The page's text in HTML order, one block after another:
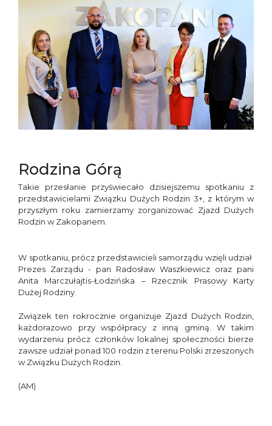
Rodzina Górą
Takie przesłanie przyświecało dzisiejszemu spotkaniu z
przedstawicielami Związku Dużych Rodzin 3+, z którym w
przyszłym roku zamierzamy zorganizować Zjazd Dużych
Rodzin w Zakopanem.
W spotkaniu, prócz przedstawicieli samorządu wzięli udział
Prezes Zarządu - pan Radosław Waszkiewicz oraz pani
Anita Marczułajtis-Łodzińska – Rzecznik Prasowy Karty
Dużej Rodziny.
Związek ten rokrocznie organizuje Zjazd Dużych Rodzin,
każdorazowo przy współpracy z inną gminą. W takim
wydarzeniu prócz członków lokalnej społeczności bierze
zawsze udział ponad 100 rodzin z terenu Polski zrzeszonych
w Związku Dużych Rodzin.
(AM)